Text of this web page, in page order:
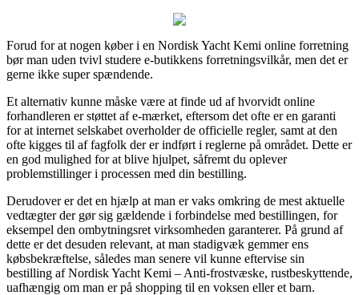
Forud for at nogen køber i en Nordisk Yacht Kemi online forretning
bør man uden tvivl studere e-butikkens forretningsvilkår, men det er
gerne ikke super spændende.
Et alternativ kunne måske være at finde ud af hvorvidt online
forhandleren er støttet af e-mærket, eftersom det ofte er en garanti
for at internet selskabet overholder de officielle regler, samt at den
ofte kigges til af fagfolk der er indført i reglerne på området. Dette er
en god mulighed for at blive hjulpet, såfremt du oplever
problemstillinger i processen med din bestilling.
Derudover er det en hjælp at man er vaks omkring de mest aktuelle
vedtægter der gør sig gældende i forbindelse med bestillingen, for
eksempel den ombytningsret virksomheden garanterer. På grund af
dette er det desuden relevant, at man stadigvæk gemmer ens
købsbekræftelse, således man senere vil kunne eftervise sin
bestilling af Nordisk Yacht Kemi – Anti-frostvæske, rustbeskyttende,
uafhængig om man er på shopping til en voksen eller et barn.